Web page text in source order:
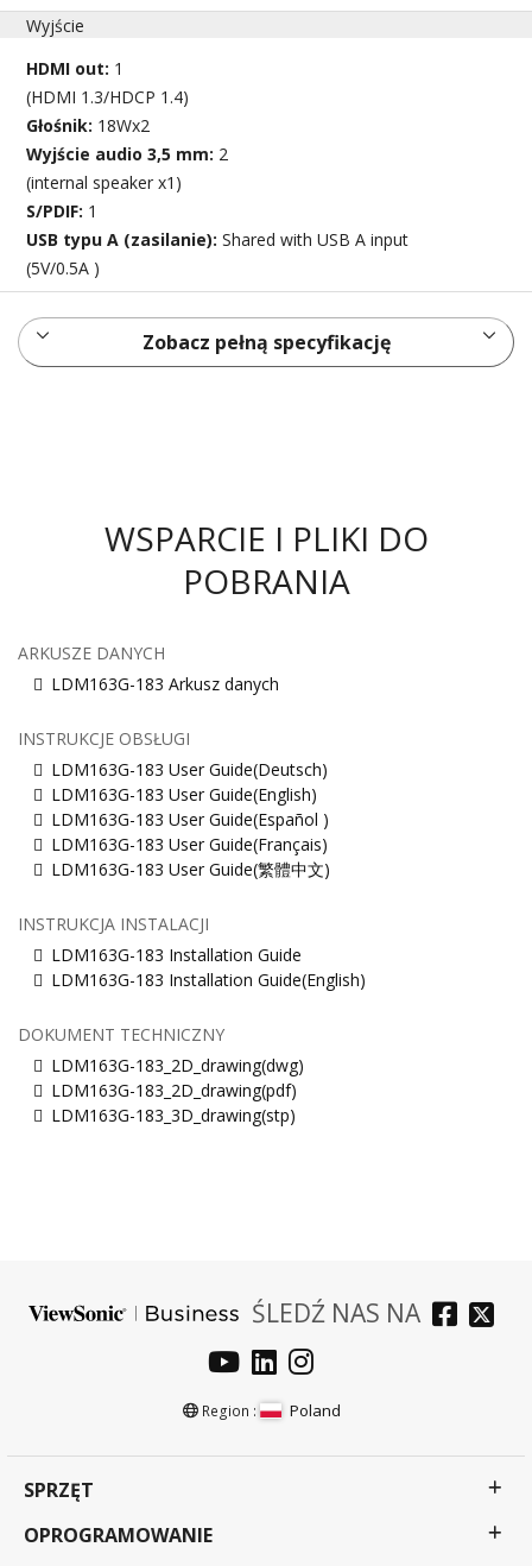
Wyjście
HDMI out: 1
(HDMI 1.3/HDCP 1.4)
Głośnik: 18Wx2
Wyjście audio 3,5 mm: 2
(internal speaker x1)
S/PDIF: 1
USB typu A (zasilanie):Shared with USB A input
(5V/0.5A )
Zobacz pełną specyfikację
WSPARCIE I PLIKI DO
POBRANIA
ARKUSZE DANYCH
LDM163G-183 Arkusz danych
INSTRUKCJE OBSŁUGI
LDM163G-183 User Guide(Deutsch)
LDM163G-183 User Guide(English)
LDM163G-183 User Guide(Español )
LDM163G-183 User Guide(Français)
LDM163G-183 User Guide(繁體中文)
INSTRUKCJA INSTALACJI
LDM163G-183 Installation Guide
LDM163G-183 Installation Guide(English)
DOKUMENT TECHNICZNY
LDM163G-183_2D_drawing(dwg)
LDM163G-183_2D_drawing(pdf)
LDM163G-183_3D_drawing(stp)
ŚLEDŹ NAS NA
Region : Poland
SPRZĘT
OPROGRAMOWANIE